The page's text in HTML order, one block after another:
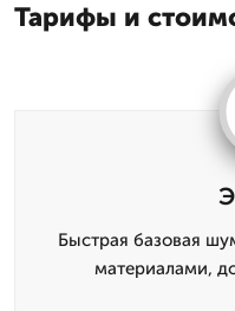
Тарифы и
Быстрая базовая
материалами,